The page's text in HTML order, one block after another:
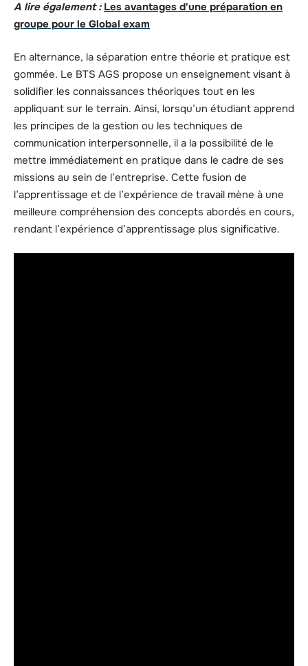
A lire également : Les avantages d'une préparation en
groupe pour le Global exam
En alternance, la séparation entre théorie et pratique est
gommée. Le BTS AGS propose un enseignement visant à
solidifier les connaissances théoriques tout en les
appliquant sur le terrain. Ainsi, lorsqu’un étudiant apprend
les principes de la gestion ou les techniques de
communication interpersonnelle, il a la possibilité de le
mettre immédiatement en pratique dans le cadre de ses
missions au sein de l’entreprise. Cette fusion de
l’apprentissage et de l’expérience de travail mène à une
meilleure compréhension des concepts abordés en cours,
rendant l’expérience d’apprentissage plus significative.